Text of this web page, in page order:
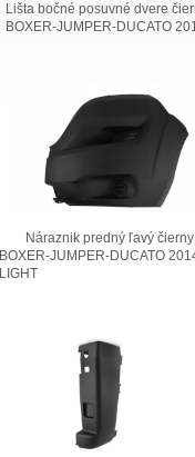
Lišta bočné posuvné dvere
BOXER-JUMPER-DUCATO
Náraznik predný ľavý čierny
BOXER-JUMPER-DUCATO
LIGHT